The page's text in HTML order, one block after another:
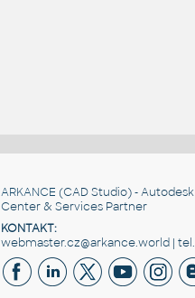
ARKANCE (CAD Studio) -
Center & Services Partner
KONTAKT:
webmaster.cz@arkance.world | tel.